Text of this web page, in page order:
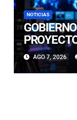
NOTICIAS
FERIADO
“NO ES
AGO 7, 2026